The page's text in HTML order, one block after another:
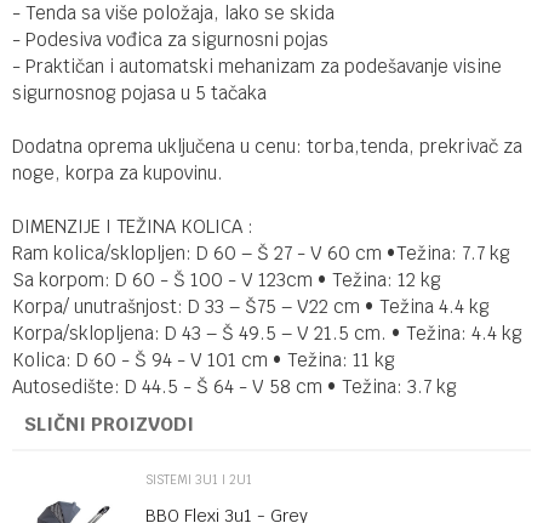
- Tenda sa više položaja, lako se skida
- Podesiva vođica za sigurnosni pojas
- Praktičan i automatski mehanizam za podešavanje visine
sigurnosnog pojasa u 5 tačaka
Dodatna oprema uključena u cenu: torba,tenda, prekrivač za
noge, korpa za kupovinu.
DIMENZIJE I TEŽINA KOLICA :
Ram kolica/sklopljen: D 60 – Š 27 - V 60 cm •Težina: 7.7 kg
Sa korpom: D 60 - Š 100 - V 123cm • Težina: 12 kg
Korpa/ unutrašnjost: D 33 – Š75 – V22 cm • Težina 4.4 kg
Korpa/sklopljena: D 43 – Š 49.5 – V 21.5 cm. • Težina: 4.4 kg
Kolica: D 60 - Š 94 - V 101 cm • Težina: 11 kg
Autosedište: D 44.5 - Š 64 - V 58 cm • Težina: 3.7 kg
SLIČNI PROIZVODI
SISTEMI 3U1 I 2U1
BBO Flexi 3u1 - Grey